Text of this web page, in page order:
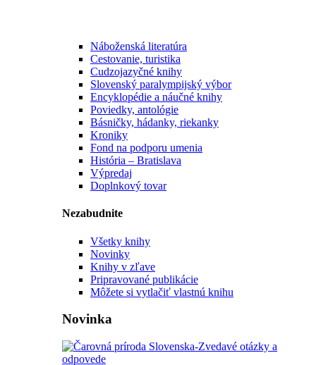
Náboženská literatúra
Cestovanie, turistika
Cudzojazyčné knihy
Slovenský paralympijský výbor
Encyklopédie a náučné knihy
Poviedky, antológie
Básničky, hádanky, riekanky
Kroniky
Fond na podporu umenia
História – Bratislava
Výpredaj
Doplnkový tovar
Nezabudnite
Všetky knihy
Novinky
Knihy v zľave
Pripravované publikácie
Môžete si vytlačiť vlastnú knihu
Novinka